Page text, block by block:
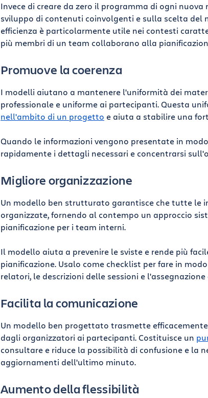
Invece di creare da zero il programma di ogni
sviluppo di contenuti coinvolgenti e sulla scelta del
efficienza è particolarmente utile nei contesti
più membri di un team collaborano alla
Promuove la coerenza
I modelli aiutano a mantenere l'uniformità dei
professionale e uniforme ai partecipanti. Questa
nell'ambito di un progetto e aiuta a stabilire una
Quando le informazioni vengono presentate in
rapidamente i dettagli necessari e concentrarsi
Migliore organizzazione
Un modello ben strutturato garantisce che tutte le
organizzate, fornendo al contempo un approccio
pianificazione per i team interni.
Il modello aiuta a prevenire le sviste e rende più
pianificazione. Usalo come checklist per fare in
relatori, le descrizioni delle sessioni e
Facilita la comunicazione
Un modello ben progettato trasmette
dagli organizzatori ai partecipanti. Costituisce un
consultare e riduce la possibilità di confusione e la
aggiornamenti dell'ultimo minuto.
Aumento della flessibilità